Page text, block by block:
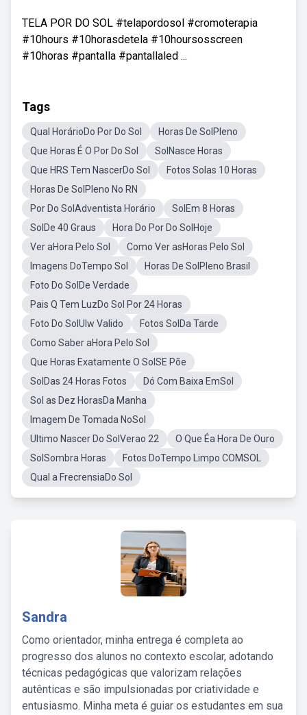
TELA POR DO SOL #telapordosol #cromoterapia
#10hours #10horasdetela #10hoursosscreen
#10horas #pantalla #pantallaled ...
Tags
Qual HorárioDo Por Do Sol
Horas De SolPleno
Que Horas É O Por Do Sol
SolNasce Horas
Que HRS Tem NascerDo Sol
Fotos Solas 10 Horas
Horas De SolPleno No RN
Por Do SolAdventista Horário
SolEm 8 Horas
SolDe 40 Graus
Hora Do Por Do SolHoje
Ver aHora Pelo Sol
Como Ver asHoras Pelo Sol
Imagens DoTempo Sol
Horas De SolPleno Brasil
Foto Do SolDe Verdade
Pais Q Tem LuzDo Sol Por 24 Horas
Foto Do SolUlw Valido
Fotos SolDa Tarde
Como Saber aHora Pelo Sol
Que Horas Exatamente O SolSE Põe
SolDas 24 Horas Fotos
Dó Com Baixa EmSol
Sol as Dez HorasDa Manha
Imagem De Tomada NoSol
Ultimo Nascer Do SolVerao 22
O Que Éa Hora De Ouro
SolSombra Horas
Fotos DoTempo Limpo COMSOL
Qual a FrecrensiaDo Sol
Sandra
Como orientador, minha entrega é completa ao
progresso dos alunos no contexto escolar, adotando
técnicas pedagógicas que valorizam relações
autênticas e são impulsionadas por criatividade e
entusiasmo. Minha meta é guiar os estudantes em sua